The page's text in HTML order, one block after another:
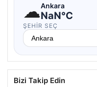
☁Ankara
NaN°C
ŞEHIR SEÇ
Bizi Takip Edin